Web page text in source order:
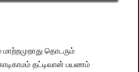
தொடரும்
தட்டிவான் பயணம்